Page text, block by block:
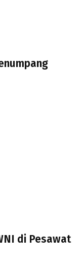
di Pesawat